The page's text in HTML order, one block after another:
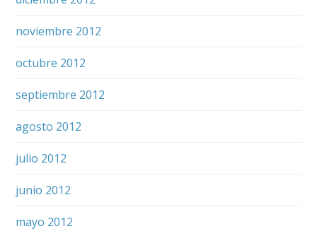
noviembre 2012
octubre 2012
septiembre 2012
agosto 2012
julio 2012
junio 2012
mayo 2012